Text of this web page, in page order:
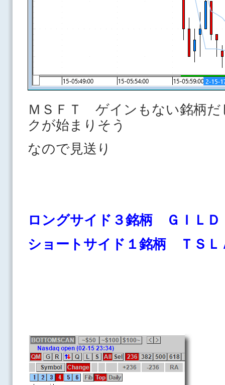
ＭＳＦＴ ゲインもない銘柄だ
クが始まりそう
なので見送り
ロングサイド３銘柄 ＧＩＬ
ショートサイド１銘柄